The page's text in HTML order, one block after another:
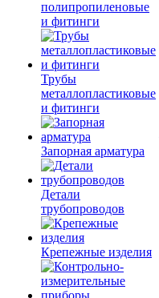
полипропиленовые
и фитинги
Трубы
металлопластиковые
и фитинги
Запорная арматура
Детали
трубопроводов
Крепежные изделия